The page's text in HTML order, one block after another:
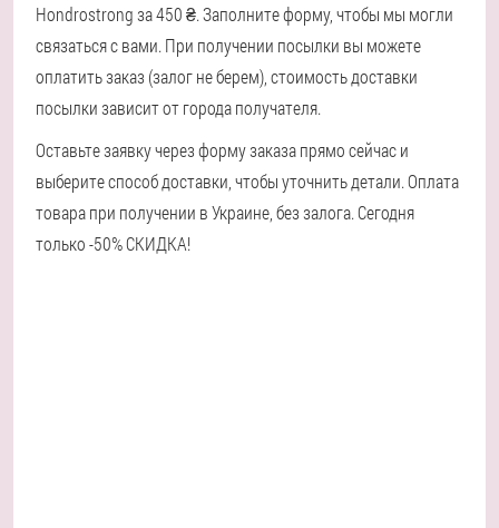
Hondrostrong за 450 ₴. Заполните форму, чтобы мы могли
связаться с вами. При получении посылки вы можете
оплатить заказ (залог не берем), стоимость доставки
посылки зависит от города получателя.
Оставьте заявку через форму заказа прямо сейчас и
выберите способ доставки, чтобы уточнить детали. Оплата
товара при получении в Украине, без залога. Сегодня
только -50% СКИДКА!